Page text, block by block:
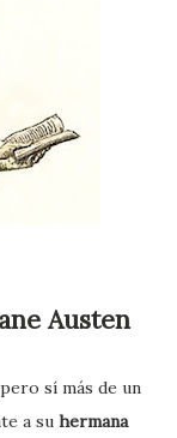
Austen
sí más de un
a su hermana